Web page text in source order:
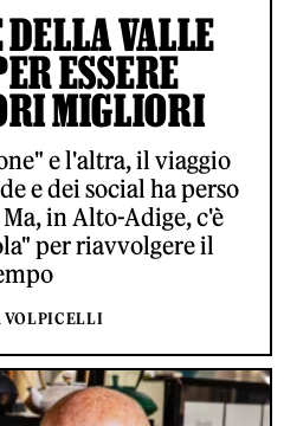
VALLE
ESSERE
MIGLIORI
e l'altra, il viaggio
e dei social ha perso
in Alto-Adige, c'è
per riavvolgere il
VOLPICELLI